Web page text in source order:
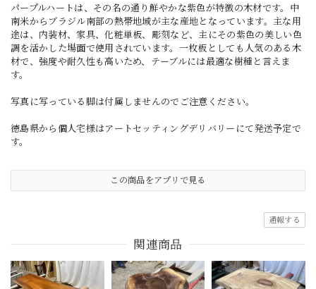
パープルハートは、その名の通り鮮やかな紫色が特徴の木材です。中
南米からブラジル南部の熱帯地域が主な産地となっています。主な用
途は、内装材、家具、化粧単板、彫刻など、主にその紫色の美しい色
調を活かした場面で使用されています。一枚板としても人気のある木
材で、強度や耐久性も高いため、テーブルには最適な樹種と言えま
す。
写真に写っている脚は付属しませんのでご注意ください。
徳島県から個人宅様はアートセッティングデリバリーにて発送予定で
す。
この商品をアプリで見る
通報する
関連商品